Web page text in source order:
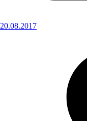
20.08.2017